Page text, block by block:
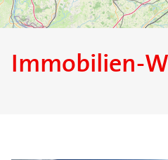
Immobilien-